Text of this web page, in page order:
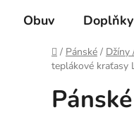
Obuv Doplňky
Domů
/ Pánské / Džíny
teplákové kraťasy